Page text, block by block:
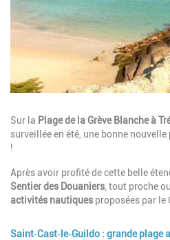
Description
Sur la Plage de la Grève Blanche à
surveillée en été, une bonne
!
Après avoir profité de cette belle
Sentier des Douaniers , tout proche
activités nautiques proposées par le
Saint‑Cast‑le‑Guildo : grande plage